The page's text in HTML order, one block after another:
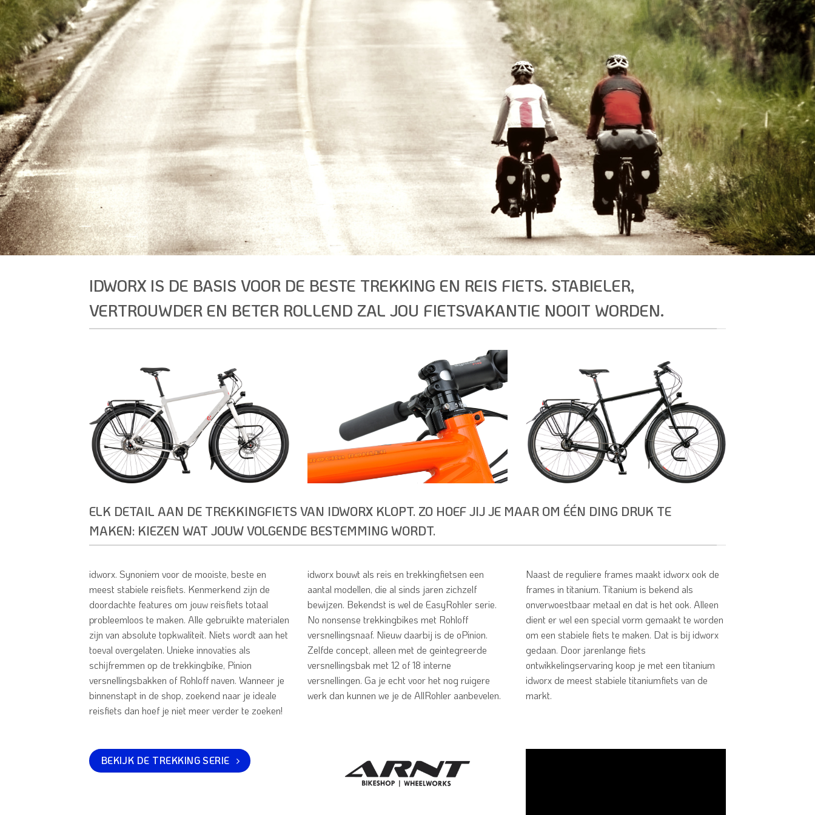
IDWORX IS DE BASIS VOOR DE BESTE TREKKING EN REIS FIETS. STABIELER,
VERTROUWDER EN BETER ROLLEND ZAL JOU FIETSVAKANTIE NOOIT WORDEN.
ELK DETAIL AAN DE TREKKINGFIETS VAN IDWORX KLOPT. ZO HOEF JIJ JE MAAR OM ÉÉN DING DRUK TE
MAKEN: KIEZEN WAT JOUW VOLGENDE BESTEMMING WORDT.
idworx. Synoniem voor de mooiste, beste en
meest stabiele reisfiets. Kenmerkend zijn de
doordachte features om jouw reisfiets totaal
probleemloos te maken. Alle gebruikte materialen
zijn van absolute topkwaliteit. Niets wordt aan het
toeval overgelaten. Unieke innovaties als
schijfremmen op de trekkingbike, Pinion
versnellingsbakken of Rohloff naven. Wanneer je
binnenstapt in de shop, zoekend naar je ideale
reisfiets dan hoef je niet meer verder te zoeken!
idworx bouwt als reis en trekkingfietsen een
aantal modellen, die al sinds jaren zichzelf
bewijzen. Bekendst is wel de EasyRohler serie.
No nonsense trekkingbikes met Rohloff
versnellingsnaaf. Nieuw daarbij is de oPinion.
Zelfde concept, alleen met de geintegreerde
versnellingsbak met 12 of 18 interne
versnellingen. Ga je echt voor het nog ruigere
werk dan kunnen we je de AllRohler aanbevelen.
Naast de reguliere frames maakt idworx ook de
frames in titanium. Titanium is bekend als
onverwoestbaar metaal en dat is het ook. Alleen
dient er wel een special vorm gemaakt te worden
om een stabiele fiets te maken. Dat is bij idworx
gedaan. Door jarenlange fiets
ontwikkelingservaring koop je met een titanium
idworx de meest stabiele titaniumfiets van de
markt.
BEKIJK DE TREKKING SERIE